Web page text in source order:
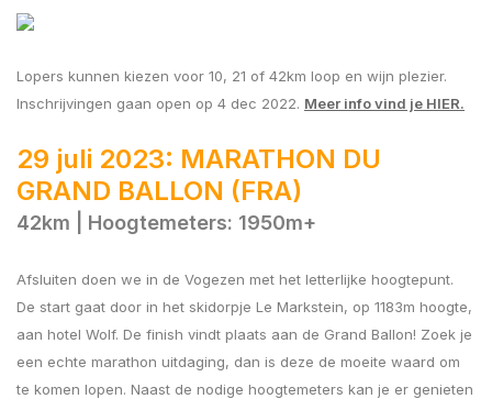
Lopers kunnen kiezen voor 10, 21 of 42km loop en wijn plezier.
Inschrijvingen gaan open op 4 dec 2022. Meer info vind je HIER.
29 juli 2023: MARATHON DU
GRAND BALLON (FRA)
42km | Hoogtemeters: 1950m+
Afsluiten doen we in de Vogezen met het letterlijke hoogtepunt.
De start gaat door in het skidorpje Le Markstein, op 1183m hoogte,
aan hotel Wolf. De finish vindt plaats aan de Grand Ballon! Zoek je
een echte marathon uitdaging, dan is deze de moeite waard om
te komen lopen. Naast de nodige hoogtemeters kan je er genieten